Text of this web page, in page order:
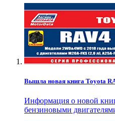
Вышла новая книга Toyota
Информация о новой
бензиновыми